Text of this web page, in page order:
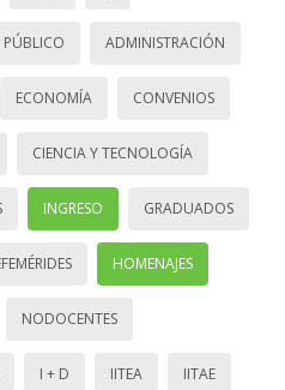
ADMINISTRACIÓN
ECONOMÍA CONVENIOS
CIENCIA Y TECNOLOGÍA
INGRESO GRADUADOS
HOMENAJES
NODOCENTES
I + D IITEA IITAE